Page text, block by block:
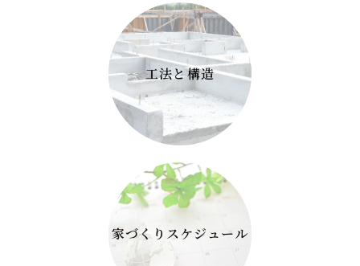
工法と構造
家づくり スケジュール